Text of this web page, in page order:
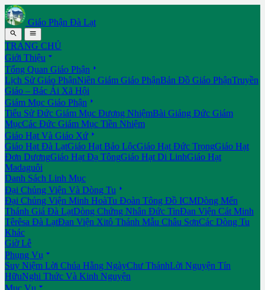
Giáo Phận Đà Lạt
 
TRANG CHỦ
Giới Thiệu 
Tổng Quan Giáo Phận 
Lịch Sử Giáo PhậnNiên Giám Giáo PhậnBản Đồ Giáo PhậnTruyền
Giáo – Bác Ái Xã Hội
Giám Mục Giáo Phận 
Tiểu Sử Đức Giám Mục Đương NhiệmBài Giảng Đức Giám
MụcCác Đức Giám Mục Tiền Nhiệm
Giáo Hạt Và Giáo Xứ 
Giáo Hạt Đà LạtGiáo Hạt Bảo LộcGiáo Hạt Đức TrọngGiáo Hạt
Đơn DươngGiáo Hạt Đạ TôngGiáo Hạt Di LinhGiáo Hạt
Madaguôi
Danh Sách Linh Mục
Đại Chủng Viện Và Dòng Tu 
Đại Chủng Viện Minh HoàTu Đoàn Tông Đồ ICMDòng Mến
Thánh Giá Đà LạtDòng Chứng Nhân Đức TinĐan Viện Cát Minh
Têrêsa Đà LạtĐan Viện Xitô Thánh Mẫu Châu SơnCác Dòng Tu
Khác
Giờ Lễ
Phụng Vụ 
Suy Niệm Lời Chúa Hằng NgàyChư ThánhLời Nguyện Tín
HữuNghi Thức Và Kinh Nguyện
Mục Vụ 